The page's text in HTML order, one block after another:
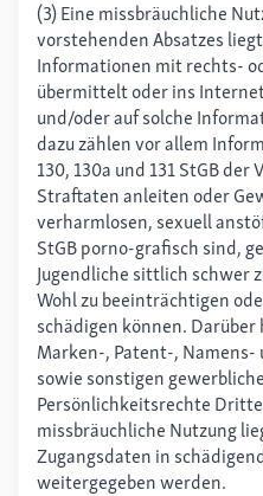
(3) Eine missbräuchliche
vorstehenden Absatzes
Informationen mit rechts-
übermittelt oder ins
und/oder auf solche
dazu zählen vor allem
130, 130a und 131 StGB
Straftaten anleiten oder
verharmlosen, sexuell
StGB porno-grafisch sind,
Jugendliche sittlich schwer
Wohl zu beeinträchtigen
schädigen können.
Marken-, Patent-,
sowie sonstigen
Persönlichkeitsrechte
missbräuchliche Nutzung
Zugangsdaten in
weitergegeben werden.